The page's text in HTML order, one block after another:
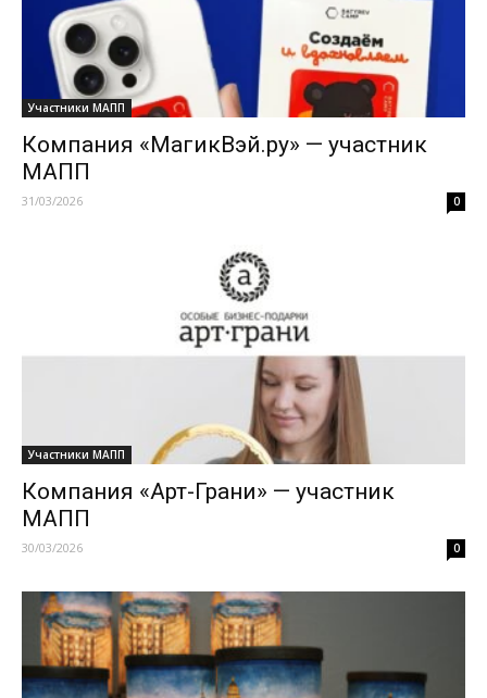
Участники МАПП
Компания «МагикВэй.ру» — участник
МАПП
31/03/2026 0
Участники МАПП
Компания «Арт-Грани» — участник
МАПП
30/03/2026 0